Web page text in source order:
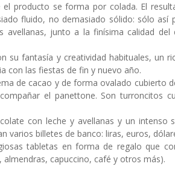
producto se forma por colada. El
fluido, no demasiado sólido: sólo así
avellanas, junto a la finísima calidad
su fantasía y creatividad habituales, un
con las fiestas de fin y nuevo año.
de cacao y de forma ovalado cubierto
el panettone. Son turroncitos
con leche y avellanas y un intenso
varios billetes de banco: liras, euros,
tabletas en forma de regalo que
capuccino, café y otros más).